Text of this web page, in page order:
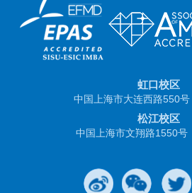
虹口校区
中国上海市大连西路550号
松江校区
中国上海市文翔路1550号